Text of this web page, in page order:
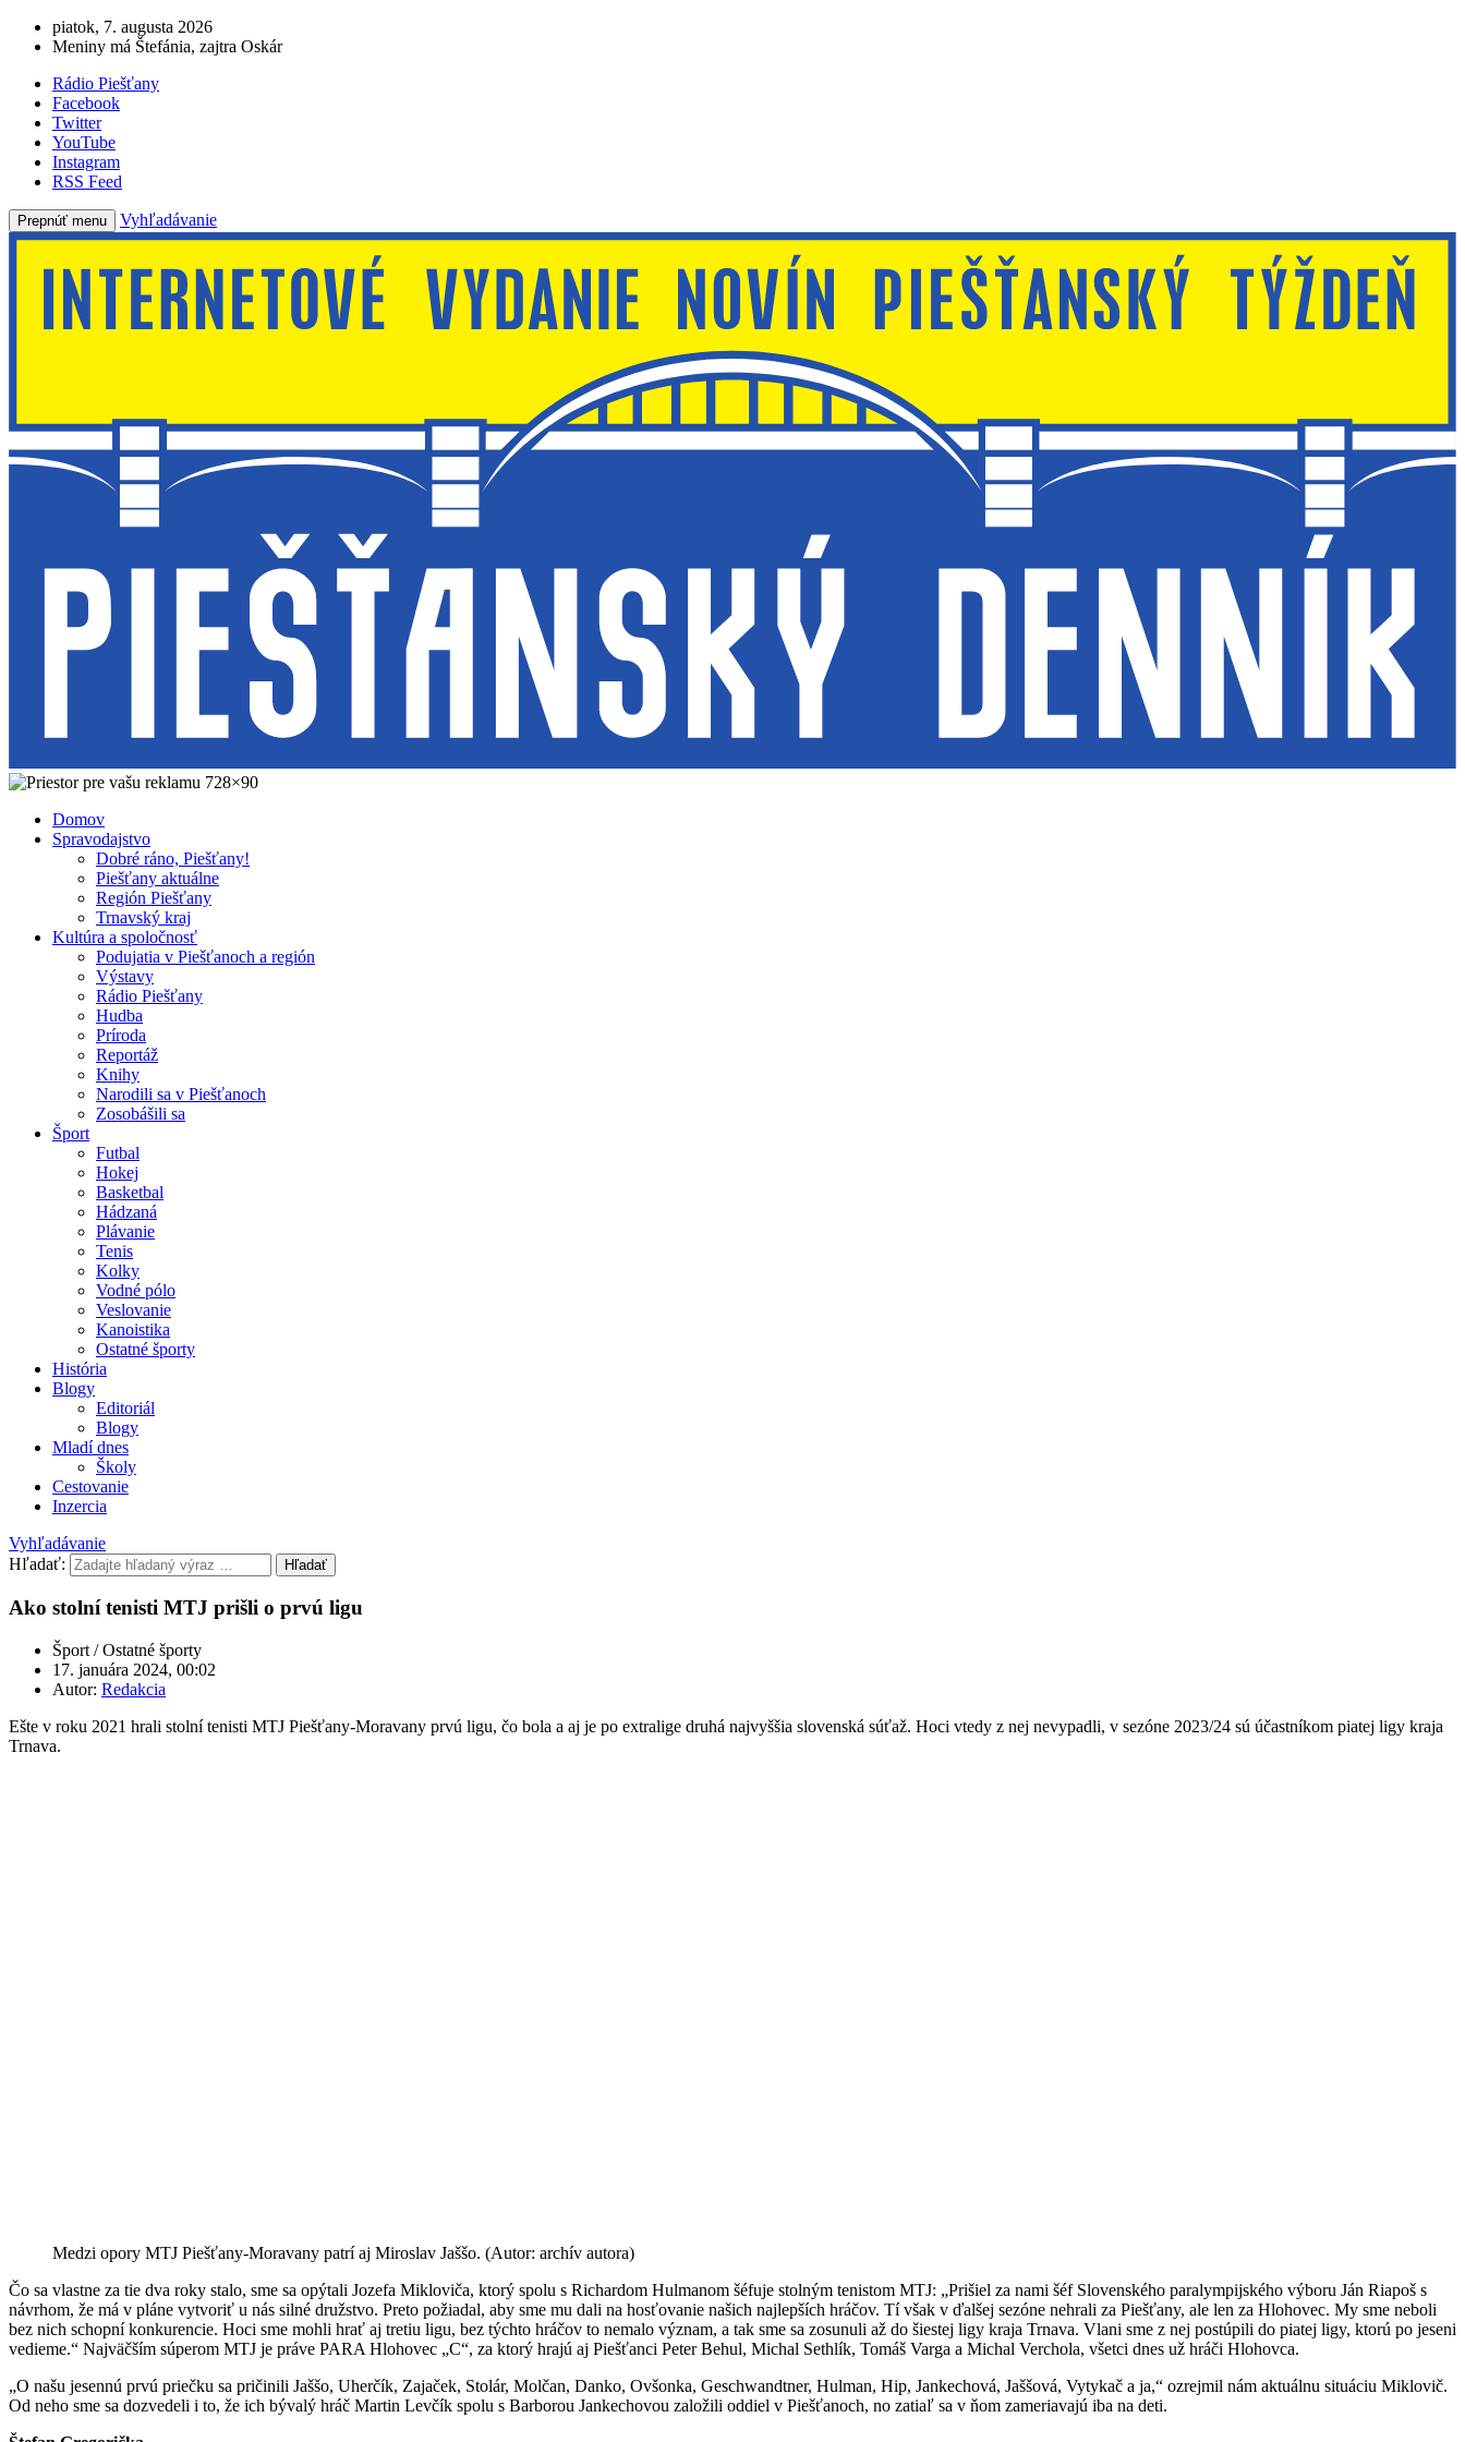
piatok, 7. augusta 2026
Meniny má Štefánia, zajtra Oskár
Rádio Piešťany
Facebook
Twitter
YouTube
Instagram
RSS Feed
Prepnúť menu Vyhľadávanie
Domov
Spravodajstvo
Dobré ráno, Piešťany!
Piešťany aktuálne
Región Piešťany
Trnavský kraj
Kultúra a spoločnosť
Podujatia v Piešťanoch a región
Výstavy
Rádio Piešťany
Hudba
Príroda
Reportáž
Knihy
Narodili sa v Piešťanoch
Zosobášili sa
Šport
Futbal
Hokej
Basketbal
Hádzaná
Plávanie
Tenis
Kolky
Vodné pólo
Veslovanie
Kanoistika
Ostatné športy
História
Blogy
Editoriál
Blogy
Mladí dnes
Školy
Cestovanie
Inzercia
Vyhľadávanie
Hľadať:
Hľadať
Ako stolní tenisti MTJ prišli o prvú ligu
Šport / Ostatné športy
17. januára 2024, 00:02
Autor: Redakcia
Ešte v roku 2021 hrali stolní tenisti MTJ Piešťany-Moravany prvú ligu, čo bola a aj je po extralige druhá najvyššia slovenská súťaž. Hoci vtedy z nej nevypadli, v sezóne 2023/24 sú účastníkom piatej ligy kraja
Trnava.
Medzi opory MTJ Piešťany-Moravany patrí aj Miroslav Jaššo. (Autor: archív autora)
Čo sa vlastne za tie dva roky stalo, sme sa opýtali Jozefa Mikloviča, ktorý spolu s Richardom Hulmanom šéfuje stolným tenistom MTJ: „Prišiel za nami šéf Slovenského paralympijského výboru Ján Riapoš s
návrhom, že má v pláne vytvoriť u nás silné družstvo. Preto požiadal, aby sme mu dali na hosťovanie našich najlepších hráčov. Tí však v ďalšej sezóne nehrali za Piešťany, ale len za Hlohovec. My sme neboli
bez nich schopní konkurencie. Hoci sme mohli hrať aj tretiu ligu, bez týchto hráčov to nemalo význam, a tak sme sa zosunuli až do šiestej ligy kraja Trnava. Vlani sme z nej postúpili do piatej ligy, ktorú po jeseni
vedieme.“ Najväčším súperom MTJ je práve PARA Hlohovec „C“, za ktorý hrajú aj Piešťanci Peter Behul, Michal Sethlík, Tomáš Varga a Michal Verchola, všetci dnes už hráči Hlohovca.
„O našu jesennú prvú priečku sa pričinili Jaššo, Uherčík, Zajaček, Stolár, Molčan, Danko, Ovšonka, Geschwandtner, Hulman, Hip, Jankechová, Jaššová, Vytykač a ja,“ ozrejmil nám aktuálnu situáciu Miklovič.
Od neho sme sa dozvedeli i to, že ich bývalý hráč Martin Levčík spolu s Barborou Jankechovou založili oddiel v Piešťanoch, no zatiaľ sa v ňom zameriavajú iba na deti.